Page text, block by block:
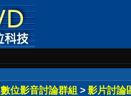
數位影音討論群組 > 影片討論